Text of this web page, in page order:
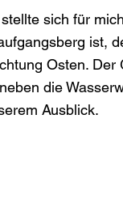
sich für
ist,
Osten. Der
die
Ausblick.